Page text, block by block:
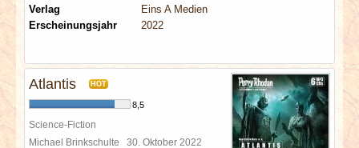
Verlag
Eins A Medien
Erscheinungsjahr
2022
Atlantis HOT
8,5
Science-Fiction
Michael Brinkschulte 30. Oktober 2022